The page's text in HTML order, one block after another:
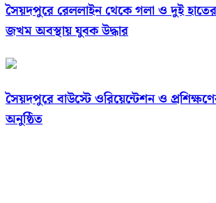
সৈয়দপুরে রেললাইন থেকে গলা ও দুই
জখম অবস্থায় যুবক উদ্ধার
সৈয়দপুরে বাউস্টে ওরিয়েন্টেশন ও
অনুষ্ঠিত